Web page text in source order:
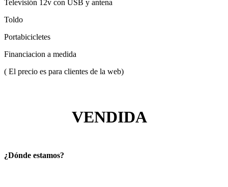
Televisión 12v con USB y antena
Toldo
Portabicicletes
Financiacion a medida
( El precio es para clientes de la web)
VENDIDA
¿Dónde estamos?